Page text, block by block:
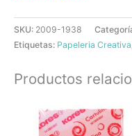
SKU: 2009-1938
Etiquetas: Papeleria Creativa
Productos